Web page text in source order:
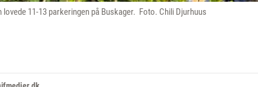
lovede 11-13 parkeringen på Buskager. Foto. Chili Djurhuus